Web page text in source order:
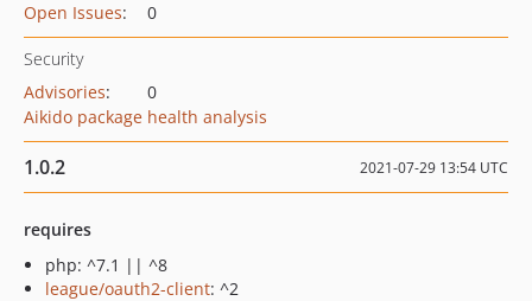
Open Issues: 0
Security
Advisories:
0
Aikido package health analysis
1.0.2 2021-07-29 13:54 UTC
requires
php: ^7.1 || ^8
league/oauth2-client: ^2